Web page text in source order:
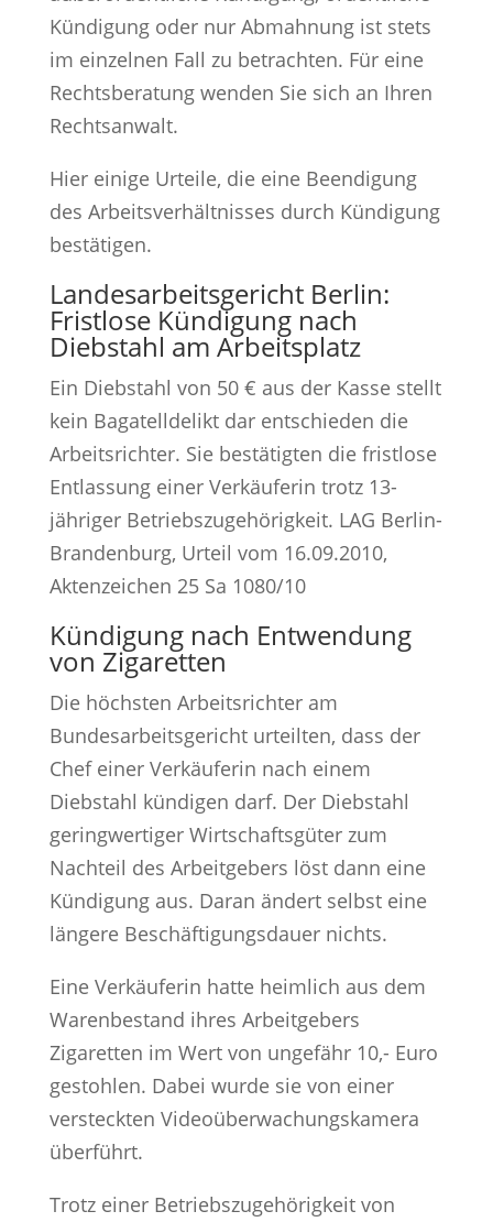
Kündigung oder nur Abmahnung ist stets
im einzelnen Fall zu betrachten. Für eine
Rechtsberatung wenden Sie sich an Ihren
Rechtsanwalt.
Hier einige Urteile, die eine Beendigung
des Arbeitsverhältnisses durch Kündigung
bestätigen.
Landesarbeitsgericht Berlin:
Fristlose Kündigung nach
Diebstahl am Arbeitsplatz
Ein Diebstahl von 50 € aus der Kasse stellt
kein Bagatelldelikt dar entschieden die
Arbeitsrichter. Sie bestätigten die fristlose
Entlassung einer Verkäuferin trotz 13-
jähriger Betriebszugehörigkeit. LAG Berlin-
Brandenburg, Urteil vom 16.09.2010,
Aktenzeichen 25 Sa 1080/10
Kündigung nach Entwendung
von Zigaretten
Die höchsten Arbeitsrichter am
Bundesarbeitsgericht urteilten, dass der
Chef einer Verkäuferin nach einem
Diebstahl kündigen darf. Der Diebstahl
geringwertiger Wirtschaftsgüter zum
Nachteil des Arbeitgebers löst dann eine
Kündigung aus. Daran ändert selbst eine
längere Beschäftigungsdauer nichts.
Eine Verkäuferin hatte heimlich aus dem
Warenbestand ihres Arbeitgebers
Zigaretten im Wert von ungefähr 10,- Euro
gestohlen. Dabei wurde sie von einer
versteckten Videoüberwachungskamera
überführt.
Trotz einer Betriebszugehörigkeit von